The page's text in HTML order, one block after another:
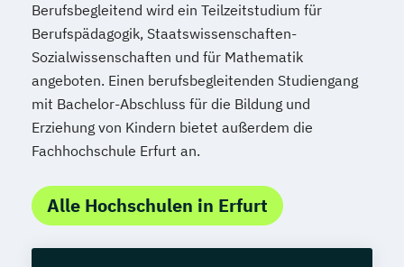
Berufsbegleitend wird ein Teilzeitstudium für
Berufspädagogik, Staatswissenschaften-
Sozialwissenschaften und für Mathematik
angeboten. Einen berufsbegleitenden Studiengang
mit Bachelor-Abschluss für die Bildung und
Erziehung von Kindern bietet außerdem die
Fachhochschule Erfurt an.
Alle Hochschulen in Erfurt